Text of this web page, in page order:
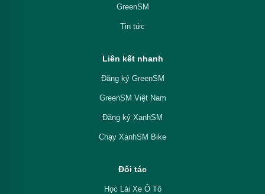
GreenSM
Tin tức
Liên kết nhanh
Đăng ký GreenSM
GreenSM Việt Nam
Đăng ký XanhSM
Chạy XanhSM Bike
Đối tác
Học Lái Xe Ô Tô